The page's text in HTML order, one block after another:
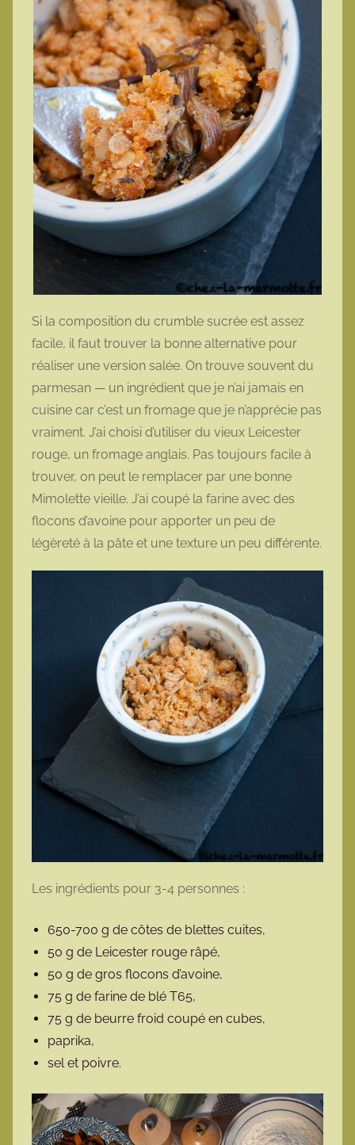
Si la composition du crumble sucrée est assez
facile, il faut trouver la bonne alternative pour
réaliser une version salée. On trouve souvent du
parmesan — un ingrédient que je n’ai jamais en
cuisine car c’est un fromage que je n’apprécie pas
vraiment. J’ai choisi d’utiliser du vieux Leicester
rouge, un fromage anglais. Pas toujours facile à
trouver, on peut le remplacer par une bonne
Mimolette vieille. J’ai coupé la farine avec des
flocons d’avoine pour apporter un peu de
légèreté à la pâte et une texture un peu différente.
Les ingrédients pour 3-4 personnes :
650-700 g de côtes de blettes cuites,
50 g de Leicester rouge râpé,
50 g de gros flocons d’avoine,
75 g de farine de blé T65,
75 g de beurre froid coupé en cubes,
paprika,
sel et poivre.